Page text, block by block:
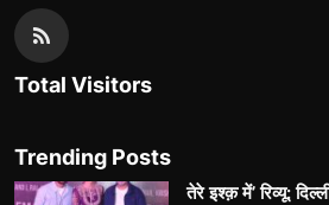
Total Visitors
Trending Posts
तेरे इश्क़ में’ रिव्यू: